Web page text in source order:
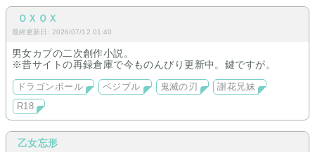
ＯＸＯＸ
最終更新日: 2026/07/12 01:40
男女カプの二次創作小説。
※昔サイトの再録倉庫で今ものんびり更新中。鍵ですが。
ドラゴンボール ベジブル 鬼滅の刃
謝花兄妹
R18
乙女忘形